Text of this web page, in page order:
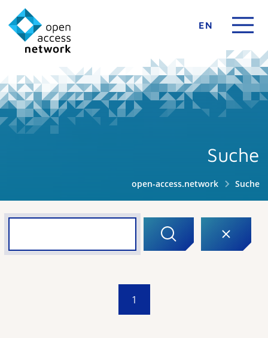
EN
Suche
open-access.network Suche
1